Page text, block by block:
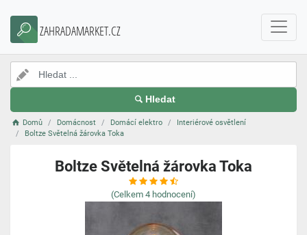
ZAHRADAMARKET.CZ
Hledat
Domů Domácnost Domácí elektro
Interiérové osvětlení
Boltze Světelná žárovka Toka
Boltze Světelná žárovka Toka
(Celkem 4 hodnocení)